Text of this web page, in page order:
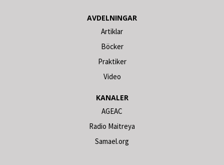
AVDELNINGAR
Artiklar
Böcker
Praktiker
Video
KANALER
AGEAC
Radio Maitreya
Samael.org